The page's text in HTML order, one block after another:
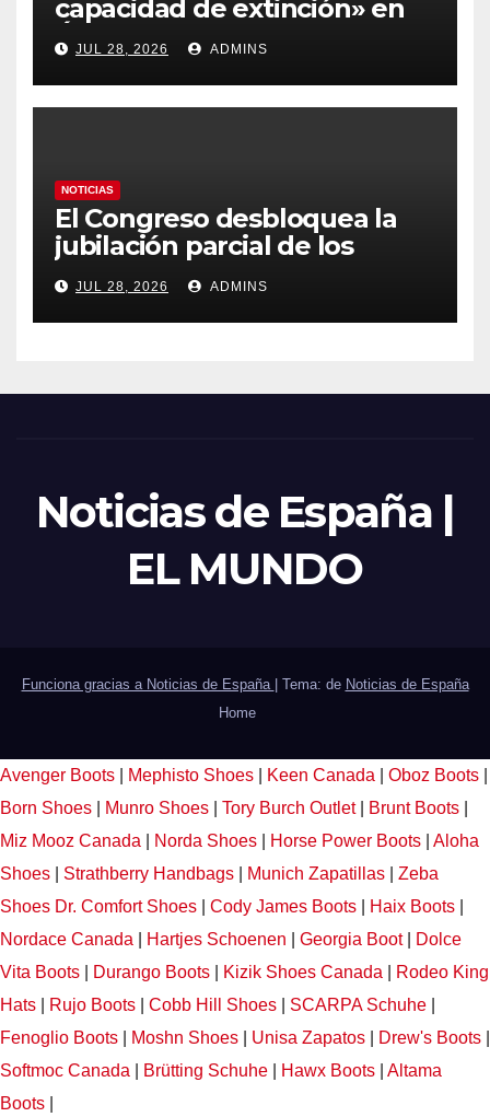
capacidad de extinción» en
Ávila y al oeste de Madrid
obliga a declarar la
emergencia nacional
JUL 28, 2026 ADMINS
NOTICIAS
El Congreso desbloquea la
jubilación parcial de los
trabajadores laborales del
sector público
JUL 28, 2026 ADMINS
Noticias de España |
EL MUNDO
Funciona gracias a Noticias de España Tema: de Noticias de España
Home
Avenger Boots Mephisto Shoes Keen Canada Oboz Boots
Born Shoes
Munro Shoes Tory Burch Outlet Brunt Boots
Miz Mooz Canada
Norda Shoes Horse Power Boots
Aloha
Shoes
Strathberry Handbags Munich Zapatillas
Zeba
Shoes Dr. Comfort Shoes Cody James Boots Haix Boots
Nordace Canada
Hartjes Schoenen Georgia Boot|
Dolce
Vita Boots
Durango Boots Kizik Shoes Canada
Rodeo King
Hats
Rujo Boots Cobb Hill Shoes SCARPA Schuhe
Fenoglio Boots
Moshn Shoes Unisa Zapatos Drew's Boots
Softmoc Canada
Brütting Schuhe Hawx Boots
Altama
Boots